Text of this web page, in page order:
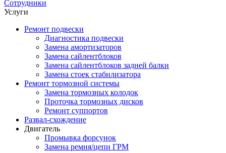
Сотрудники
Услуги
Ремонт подвески
Диагностика подвески
Замена амортизаторов
Замена сайлентблоков
Замена сайлентблоков задней балки
Замена стоек стабилизатора
Ремонт тормозной системы
Замена тормозных колодок
Проточка тормозных дисков
Ремонт суппортов
Развал-схождение
Двигатель
Промывка форсунок
Замена ремня/цепи ГРМ